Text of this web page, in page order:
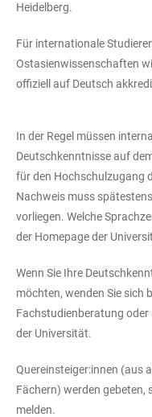
Heidelberg.
Für internationale
Ostasienwissenschaften
offiziell auf Deutsch
In der Regel müssen
Deutschkenntnisse auf
für den Hochschulzugang
Nachweis muss
vorliegen. Welche
der Homepage der
Wenn Sie Ihre
möchten, wenden Sie sich
Fachstudienberatung
der Universität.
Quereinsteiger:innen (aus
Fächern) werden gebeten,
melden.